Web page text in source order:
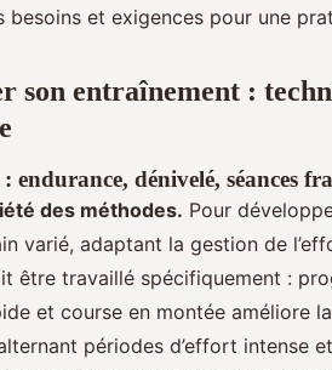
besoins et exigences pour une
son entraînement :
endurance, dénivelé, séances
des méthodes. Pour
varié, adaptant la gestion de
être travaillé spécifiquement :
et course en montée améliore
périodes d’effort intense